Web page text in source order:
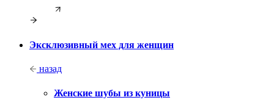
Эксклюзивный мех для женщин
назад
Женские шубы из куницы